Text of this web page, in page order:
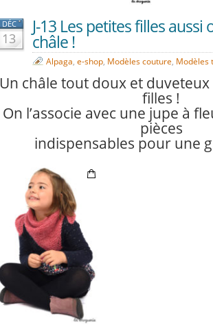
DÉC
13
J-13 Les petites filles
châle !
Alpaga, e-shop, Modèles couture, Modèles
Un châle tout doux et
filles !
On l’associe avec une jupe à
pièces
indispensables pour une